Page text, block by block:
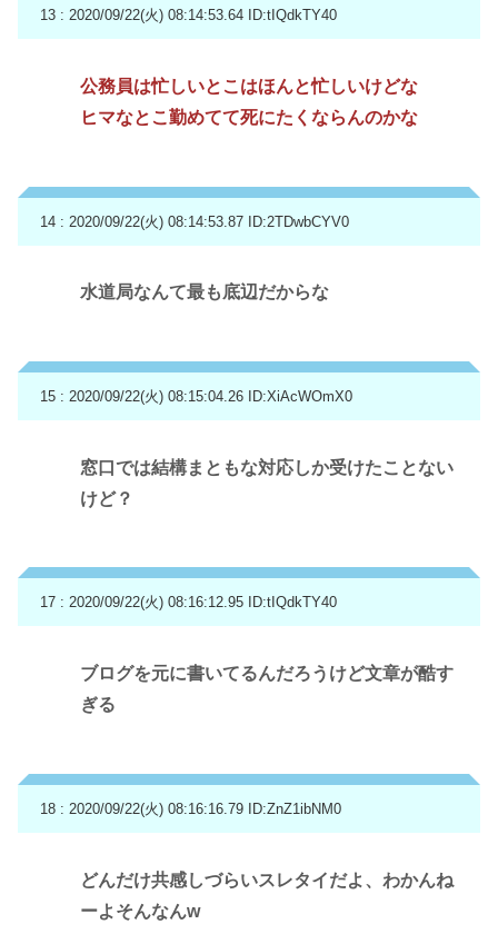
13 : 2020/09/22(火) 08:14:53.64 ID:tIQdkTY40
公務員は忙しいとこはほんと忙しいけどな
ヒマなとこ勤めてて死にたくならんのかな
14 : 2020/09/22(火) 08:14:53.87 ID:2TDwbCYV0
水道局なんて最も底辺だからな
15 : 2020/09/22(火) 08:15:04.26 ID:XiAcWOmX0
窓口では結構まともな対応しか受けたことない
けど？
17 : 2020/09/22(火) 08:16:12.95 ID:tIQdkTY40
ブログを元に書いてるんだろうけど文章が酷す
ぎる
18 : 2020/09/22(火) 08:16:16.79 ID:ZnZ1ibNM0
どんだけ共感しづらいスレタイだよ、わかんね
ーよそんなんw